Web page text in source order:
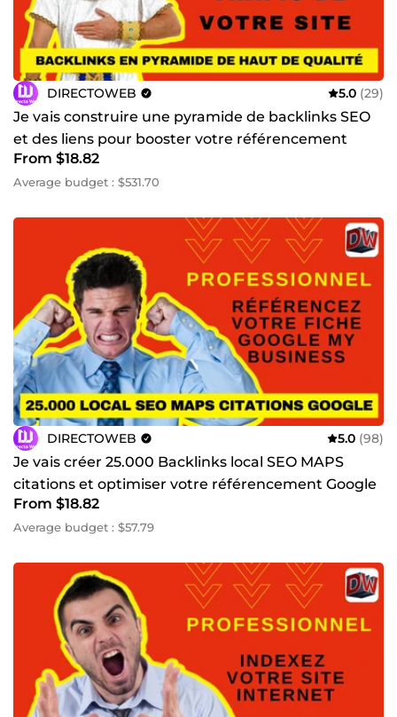
commence aujourd’hui.
DIRECTOWEB 5.0 (29)
Je vais construire une pyramide de backlinks SEO
et des liens pour booster votre référencement
Google
From $18.82
Average budget : $531.70
DIRECTOWEB 5.0 (98)
Je vais créer 25.000 Backlinks local SEO MAPS
citations et optimiser votre référencement Google
My Business
From $18.82
Average budget : $57.79